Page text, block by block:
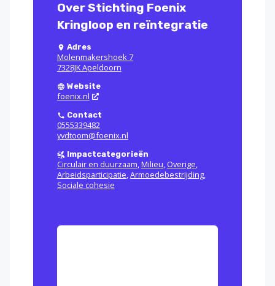
Over Stichting Foenix
Kringloop en reïntegratie
Adres
Molenmakershoek 7
7328JK Apeldoorn
Website
foenix.nl
Contact
0555339482
yvdtoom@foenix.nl
Impactcategorieën
Circulair en duurzaam Milieu Overige
Arbeidsparticipatie Armoedebestrijding,
Sociale cohesie